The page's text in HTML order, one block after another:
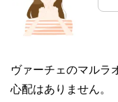
ヴァーチェのマルラ
心配はありません。